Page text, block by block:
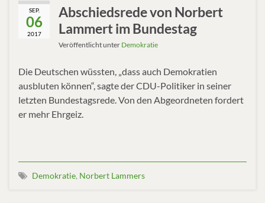
SEP.
06
2017
Abschiedsrede von Norbert
Lammert im Bundestag
Veröffentlicht unter Demokratie
Die Deutschen wüssten, „dass auch Demokratien
ausbluten können“, sagte der CDU-Politiker in seiner
letzten Bundestagsrede. Von den Abgeordneten fordert
er mehr Ehrgeiz.
Demokratie, Norbert Lammers